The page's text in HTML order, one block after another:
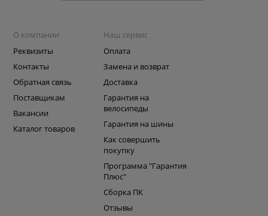
О компании
Реквизиты
Контакты
Обратная связь
Поставщикам
Вакансии
Каталог товаров
Наш сервис
Оплата
Замена и возврат
Доставка
Гарантия на
велосипеды
Гарантия на шины
Как совершить
покупку
Программа "Гарантия
Плюс"
Сборка ПК
Отзывы